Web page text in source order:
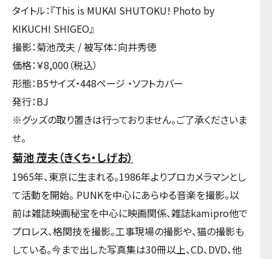
タイトル：『This is MUKAI SHUTOKU! Photo by
KIKUCHI SHIGEO』
撮影：菊池茂夫 / 被写体：向井秀徳
価格：￥8,000（税込）
形態：B5サイズ・448ページ ・ソフトカバー
発行：BJ
※グッズの取り置きは行っておりません。ご了承くださいま
せ。
菊池 茂夫（きくち・しげお）
1965年、東京に生まれる。1986年よりプロカメラマンとし
て活動を開始。 PUNKを中心にあらゆる音楽を撮影。以
前は雑誌映画秘宝を中心に映画関係、雑誌kamipro他で
プロレス、格関技を撮影。工事現場の撮影や、猫の撮影も
している。今まで出した写真集は30冊以上、CD、DVD、他